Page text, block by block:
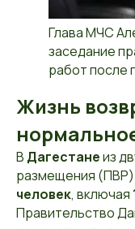
Глава МЧС
заседание
работ после
Жизнь
В Дагестанеиз
размещения
человек, включая
Правительство